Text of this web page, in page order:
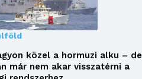
közel a hormuzi alku – de
már nem akar visszatérni a